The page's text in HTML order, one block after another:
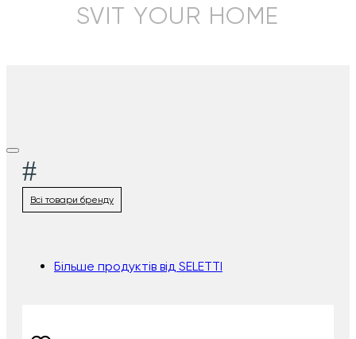
SVIT YOUR HOME
#
Всі товари бренду
Більше продуктів від SELETTI